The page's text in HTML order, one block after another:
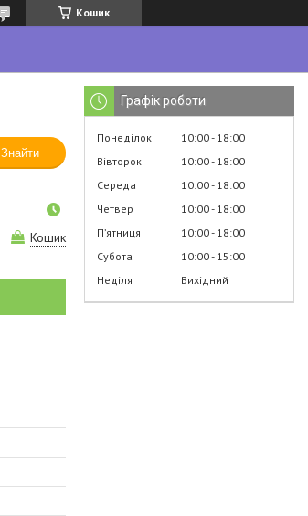
Кошик
Знайти
Кошик
Графік роботи
Понеділок 10:00 18:00
Вівторок
10:00 18:00
Середа
10:00 18:00
Четвер
10:00 18:00
Пʼятниця
10:00 18:00
Субота
10:00 15:00
Неділя
Вихідний